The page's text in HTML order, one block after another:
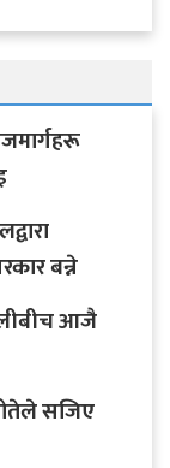
बन्ने
आजै
सजिए